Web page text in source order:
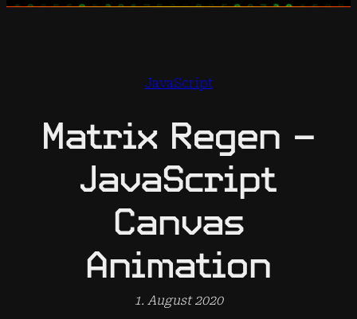
JavaScript
Matrix Regen –
JavaScript
Canvas
Animation
1. August 2020